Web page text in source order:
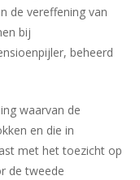
de vereffening van
bij
beheerd
waarvan de
en die in
met het toezicht op
de tweede